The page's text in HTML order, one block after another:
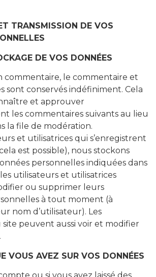
TRANSMISSION DE VOS
DE VOS DONNÉES
commentaire, le commentaire et
sont conservés indéfiniment. Cela
et approuver
les commentaires suivants au lieu
la file de modération.
et utilisatrices qui s’enregistrent
est possible), nous stockons
personnelles indiquées dans
utilisateurs et utilisatrices
ou supprimer leurs
à tout moment (à
nom d’utilisateur). Les
site peuvent aussi voir et modifier
VOUS AVEZ SUR VOS DONNÉES